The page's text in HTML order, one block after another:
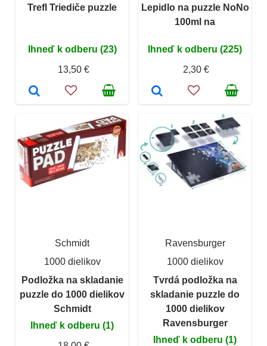
Trefl Triediče puzzle
Ihneď k odberu (23)
13,50 €
Lepidlo na puzzle NoNo
100ml na
Ihneď k odberu (225)
2,30 €
Schmidt
1000 dielikov
Podložka na skladanie
puzzle do 1000 dielikov
Schmidt
Ihneď k odberu (1)
Ravensburger
1000 dielikov
Tvrdá podložka na
skladanie puzzle do
1000 dielikov
Ravensburger
Ihneď k odberu (1)